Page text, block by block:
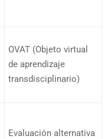
OVAT (Objeto virtual
de aprendizaje
transdisciplinario)
Evaluación alternativa